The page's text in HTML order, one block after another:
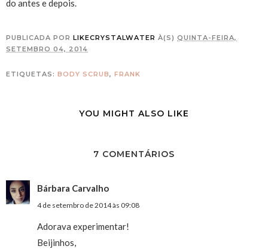
do antes e depois.
PUBLICADA POR LIKECRYSTALWATER À(S) QUINTA-FEIRA,
SETEMBRO 04, 2014
ETIQUETAS: BODY SCRUB, FRANK
YOU MIGHT ALSO LIKE
7 COMENTÁRIOS
Bárbara Carvalho
4 de setembro de 2014 às 09:08
Adorava experimentar!
Beijinhos,